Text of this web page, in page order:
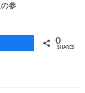
参
0
SHARES